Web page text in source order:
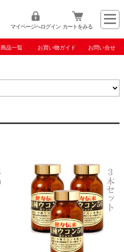
マイページへログイン カートをみる
商品一覧 お買い物ガイド お問い合せ